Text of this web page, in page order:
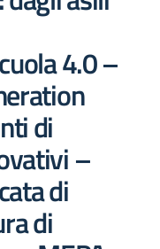
4.0 –
di
–
di
di